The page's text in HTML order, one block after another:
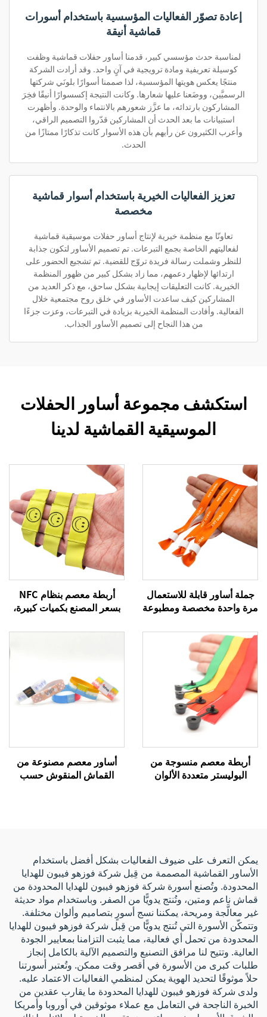
إعادة تصوّر الفعاليات المؤسسية باستخدام أسورات
قماشية أنيقة
لمناسبة حدث مؤسسي كبير، قدمنا أساور حفلات قماشية وظفت
كوسيلة تعريفية ومادة ترويجية في آنٍ واحد. وقد أرادت الشركة
منتجًا يعكس هويتها المؤسسية، لذا صممنا أسوارًا بلونَي شركتها
الرسميَّين، ووضَعنا عليها شعارها. وكانت النتيجة إكسسوارًا أنيقًا فخِرَ
المشاركون بارتدائه، ما عزَّز شعورهم بالانتماء والوحدة. وأظهرت
استبيانات ما بعد الحدث أن المشاركين قدّروا التصميم الراقي،
وأعرب الكثيرون عن رأيهم بأن هذه الأسوار كانت تذكارًا ممتازًا من
الحدث.
تعزيز الفعاليات الخيرية باستخدام أسوار قماشية
مخصصة
تعاونّا مع منظمة خيرية لإنتاج أساور حفلات موسيقية قماشية
لفعاليتهم الخاصة بجمع التبرعات. تم تصميم الأساور لتكون جذابة
للنظر وشملت رسالة فريدة تروّج للقضية. تم تشجيع الحضور على
ارتدائها لإظهار دعمهم، مما زاد بشكل كبير من ظهور المنظمة
الخيرية. كانت التعليقات إيجابية بشكل ساحق، مع ذكر العديد من
المشاركين كيف ساعدت الأساور في خلق روح مجتمعية خلال
الفعالية. وأفادت المنظمة الخيرية بزيادة في التبرعات، وعزت جزءًا
من هذا النجاح إلى تصميم الأساور الجذاب.
استكشف مجموعة أساور الحفلات
الموسيقية القماشية لدينا
جملة أساور قابلة للاستعمال
مرة واحدة مخصصة ومطبوعة
القماش، سوار ترويجي
للفعاليات
أربطة معصم بنظام NFC
بسعر المصنع بكميات كبيرة،
أربطة معصم بنظام NFC تردد
أربطة معصم منسوجة من
البوليستر متعددة الألوان
أساور معصم مصنوعة من
القماش المنقوش حسب
يمكن التعرف على ضيوف الفعاليات بشكل أفضل باستخدام
الأساور القماشية المصممة من قِبل شركة فوزهو فيبون للهدايا
المحدودة. وتُصنع أسورة شركة فوزهو فيبون للهدايا المحدودة من
قماش ناعم ومتين، وتُنتج يدويًّا من الصفر. وباستخدام مواد حديثة
غير معالَّجة ومريحة، يمكننا نسج أسورٍ بتصاميم وألوان مختلفة.
وتتمكّن الأسورة التي تُنتج يدويًّا من قِبل شركة فوزهو فيبون للهدايا
المحدودة من تحمل أي فعالية، مما يثبت التزامنا بمعايير الجودة
العالية. وتتيح لنا مرافق التصنيع والتصميم الآلية بالكامل إنجاز
طلبات كبرى من الأسورة في أقصر وقت ممكن. وتُعتبر أسورتنا
حلاً موثوقًا لتحديد الهوية يمكن لمنظمي الفعاليات الاعتماد عليه.
ولدى شركة فوزهو فيبون للهدايا المحدودة ما يقارب عقدين من
الخبرة الناجحة في التعامل مع عملاء موثوقين في أوروبا وأمريكا